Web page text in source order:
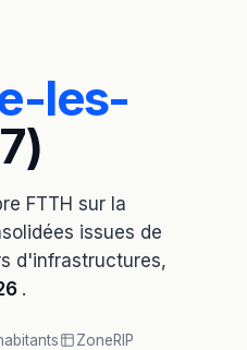
les-
FTTH sur la
issues de
d'infrastructures,
.
ZoneRIP